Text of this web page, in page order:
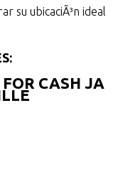
su ubicaciÃ³n ideal
CASH JA